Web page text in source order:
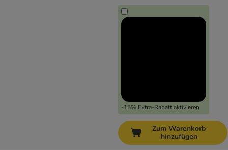
-15% Extra-Rabatt aktivieren
Zum Warenkorb
hinzufügen